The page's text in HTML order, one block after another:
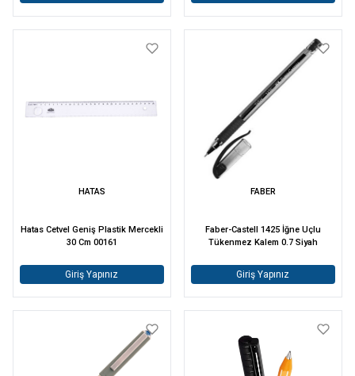
HATAS
Hatas Cetvel Geniş Plastik Mercekli
30 Cm 00161
Giriş Yapınız
FABER
Faber-Castell 1425 İğne Uçlu
Tükenmez Kalem 0.7 Siyah
Giriş Yapınız